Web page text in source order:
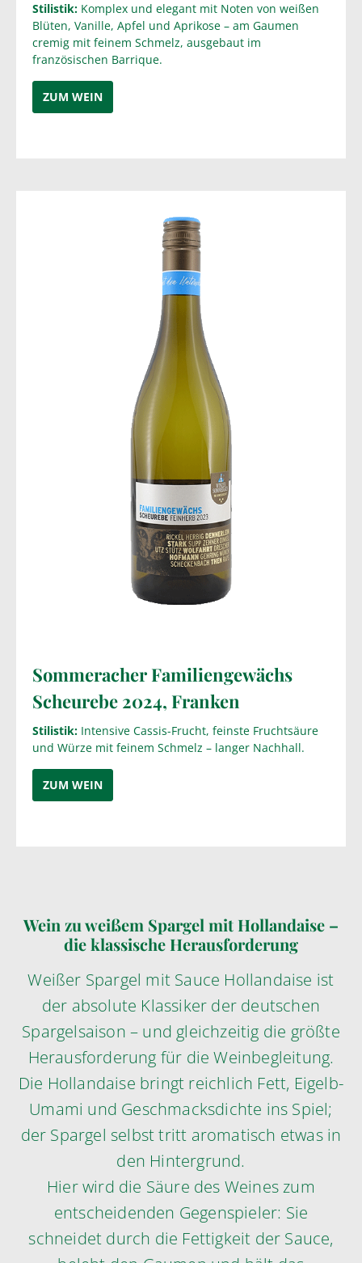
Stilistik: Komplex und elegant mit Noten von weißen
Blüten, Vanille, Apfel und Aprikose – am Gaumen
cremig mit feinem Schmelz, ausgebaut im
französischen Barrique.
ZUM WEIN
Sommeracher Familiengewächs
Scheurebe 2024, Franken
Stilistik: Intensive Cassis-Frucht, feinste Fruchtsäure
und Würze mit feinem Schmelz – langer Nachhall.
ZUM WEIN
Wein zu weißem Spargel mit Hollandaise –
die klassische Herausforderung
Weißer Spargel mit Sauce Hollandaise ist
der absolute Klassiker der deutschen
Spargelsaison – und gleichzeitig die größte
Herausforderung für die Weinbegleitung.
Die Hollandaise bringt reichlich Fett, Eigelb-
Umami und Geschmacksdichte ins Spiel;
der Spargel selbst tritt aromatisch etwas in
den Hintergrund.
Hier wird die Säure des Weines zum
entscheidenden Gegenspieler: Sie
schneidet durch die Fettigkeit der Sauce,